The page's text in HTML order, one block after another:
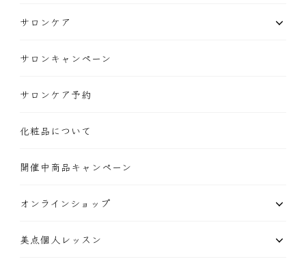
サロンケア
サロンキャンペーン
サロンケア予約
化粧品について
開催中商品キャンペーン
オンラインショップ
美点個人レッスン